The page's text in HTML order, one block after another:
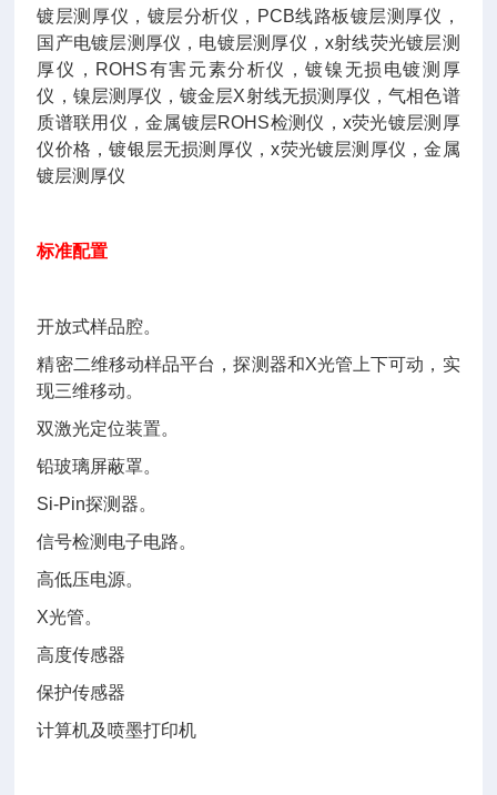
镀层测厚仪，镀层分析仪，PCB线路板镀层测厚仪，
国产电镀层测厚仪，电镀层测厚仪，x射线荧光镀层测
厚仪，ROHS有害元素分析仪，镀镍无损电镀测厚
仪，镍层测厚仪，镀金层X射线无损测厚仪，气相色谱
质谱联用仪，金属镀层ROHS检测仪，x荧光镀层测厚
仪价格，镀银层无损测厚仪，x荧光镀层测厚仪，金属
镀层测厚仪
标准配置
开放式样品腔。
精密二维移动样品平台，探测器和X光管上下可动，实
现三维移动。
双激光定位装置。
铅玻璃屏蔽罩。
Si-Pin探测器。
信号检测电子电路。
高低压电源。
X光管。
高度传感器
保护传感器
计算机及喷墨打印机